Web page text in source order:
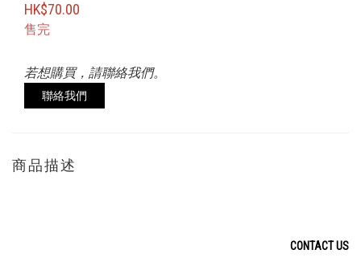
HK$70.00
售完
若想購買，請聯絡我們。
聯絡我們
商品描述
CONTACT US